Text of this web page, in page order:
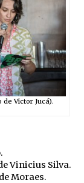
Victor Jucá).
Vinicius Silva.
Moraes.